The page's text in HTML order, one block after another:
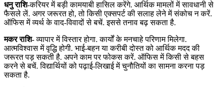
धनु राशि-करियर में बड़ी कामयाबी हासिल करेंगे. आर्थिक मामलों में सावधानी से
फैसले लें. अगर जरूरत हो, तो किसी एक्सपर्ट की सलाह लेने में संकोच न करें.
ऑफिस में व्यर्थ के वाद-विवादों से बचें. इससे तनाव बढ़ सकता है.
मकर राशि-व्यापार में विस्तार होगा. कार्यों के मनचाहे परिणाम मिलेगा.
आत्मविश्वास में वृद्धि होगी. भाई-बहन या करीबी दोस्त को आर्थिक मदद की
जरूरत पड़ सकती है. अपने काम पर फोकस करें. ऑफिस में किसी से बहस
करने से बचें. विद्यार्थियों को पढ़ाई-लिखाई में चुनौतियों का सामना करना पड़
सकता है.